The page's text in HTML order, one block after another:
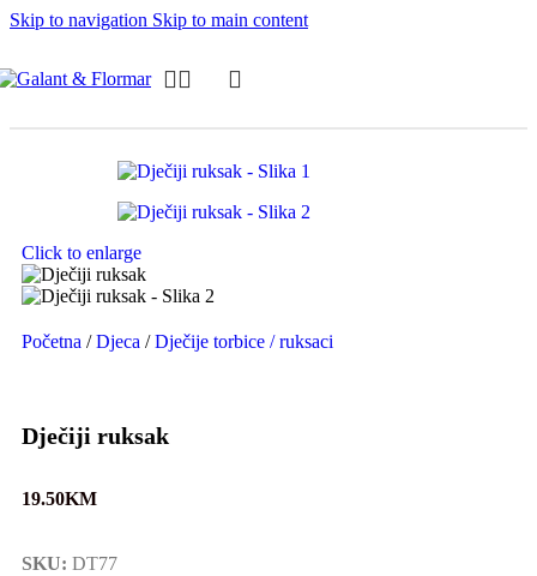
Skip to navigation Skip to main content
Click to enlarge
Početna / Djeca / Dječije torbice / ruksaci
Dječiji ruksak
19.50KM
SKU: DT77